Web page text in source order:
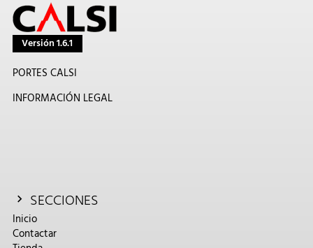
Versión 1.6.1
PORTES CALSI
INFORMACIÓN LEGAL
SECCIONES
Inicio
Contactar